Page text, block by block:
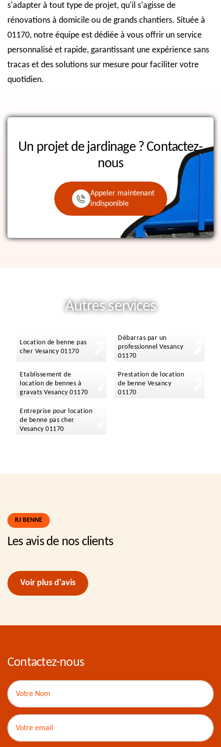
s'adapter à tout type de projet, qu'il s'agisse de
rénovations à domicile ou de grands chantiers. Située à
01170, notre équipe est dédiée à vous offrir un service
personnalisé et rapide, garantissant une expérience sans
tracas et des solutions sur mesure pour faciliter votre
quotidien.
Un projet de jardinage ? Contactez-
nous
Appeler maintenant
indisponible
Autres services
Location de benne pas
cher Vesancy 01170
Débarras par un
professionnel Vesancy
01170
Etablissement de
location de bennes à
gravats Vesancy 01170
Prestation de location
de benne Vesancy
01170
Entreprise pour location
de benne pas cher
Vesancy 01170
RJ BENNE
Les avis de nos clients
Voir plus d'avis
Contactez-nous